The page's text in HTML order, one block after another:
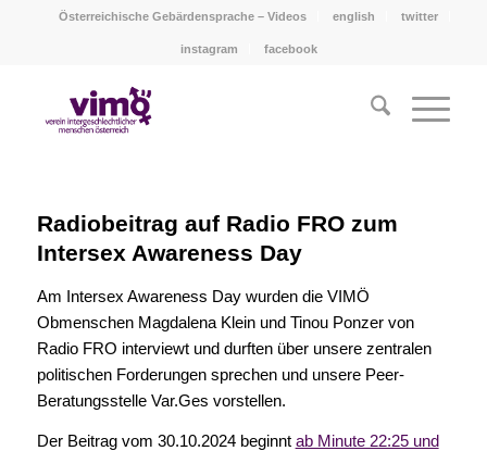
Österreichische Gebärdensprache – Videos english twitter
instagram facebook
Radiobeitrag auf Radio FRO zum
Intersex Awareness Day
Am Intersex Awareness Day wurden die VIMÖ
Obmenschen Magdalena Klein und Tinou Ponzer von
Radio FRO interviewt und durften über unsere zentralen
politischen Forderungen sprechen und unsere Peer-
Beratungsstelle Var.Ges vorstellen.
Der Beitrag vom 30.10.2024 beginnt ab Minute 22:25 und